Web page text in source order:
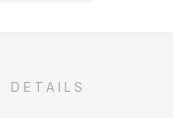
DETAILS